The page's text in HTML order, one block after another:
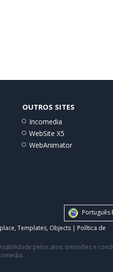
OUTROS SITES
Incomedia
WebSite X5
WebAnimator
Português
, Templates, Objects | Política de
pelos atos, omissões e